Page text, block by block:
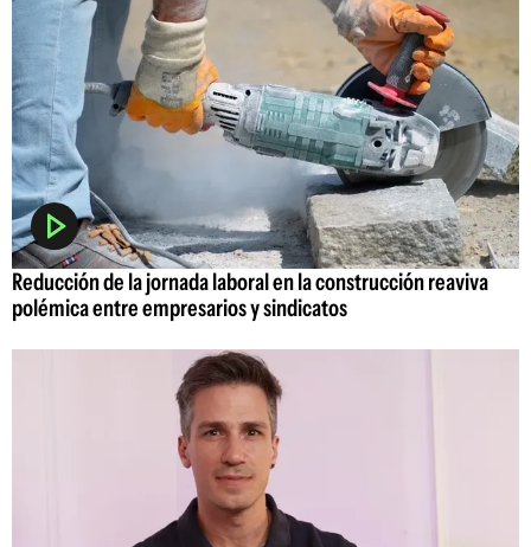
Reducción de la jornada laboral en la construcción reaviva
polémica entre empresarios y sindicatos